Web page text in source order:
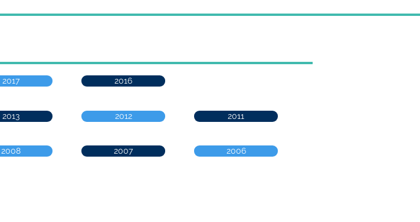
2017 2016
2013
2008
2012
2007
2011
2006